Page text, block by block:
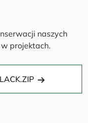
naszych
projektach.